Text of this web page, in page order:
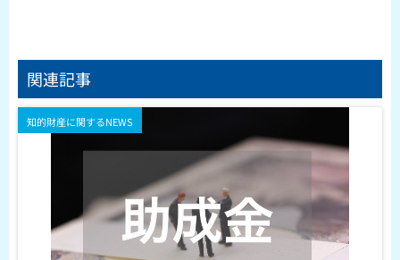
関連記事
知的財産に関するNEWS